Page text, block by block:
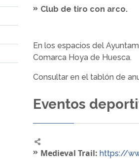
Club de tiro con arco.
En los espacios del
Comarca Hoya de Huesca.
Consultar en el tablón de
Eventos
Medieval Trail: https://